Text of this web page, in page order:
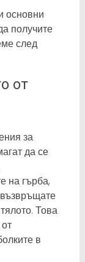
основни
получите
след
от
за
да се
на гърба,
Това
в